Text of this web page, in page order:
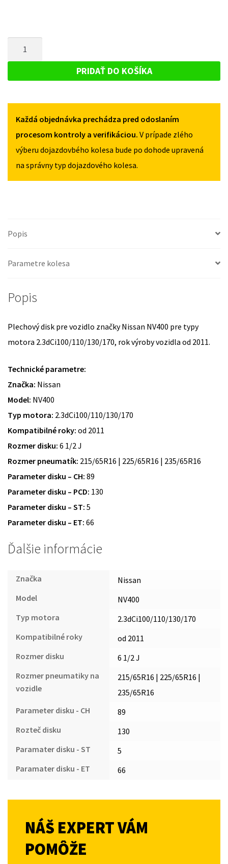
PLECHOVÝ
PRE
NV400
OD
2011
PRIDAŤ DO KOŠÍKA
Každá objednávka prechádza pred odoslaním
procesom kontroly a verifikáciou. V prípade zlého
výberu dojazdovbého kolesa bude po dohode upravená
na správny typ dojazdového kolesa.
Popis
Parametre kolesa
Popis
Plechový disk pre vozidlo značky Nissan NV400 pre typy
motora 2.3dCi100/110/130/170, rok výroby vozidla od 2011.
Technické parametre:
Značka: Nissan
Model: NV400
Typ motora: 2.3dCi100/110/130/170
Kompatibilné roky: od 2011
Rozmer disku: 6 1/2 J
Rozmer pneumatík: 215/65R16 | 225/65R16 | 235/65R16
Parameter disku – CH: 89
Parameter disku – PCD: 130
Parameter disku – ST: 5
Parameter disku – ET: 66
Ďalšie informácie
Značka
Nissan
Model
NV400
Typ motora
2.3dCi100/110/130/170
Kompatibilné roky
od 2011
Rozmer disku
6 1/2 J
Rozmer pneumatiky na
vozidle
215/65R16 | 225/65R16 |
235/65R16
Parameter disku - CH
89
Rozteč disku
130
Paramater disku - ST
5
Paramater disku - ET
66
NÁŠ EXPERT VÁM
POMÔŽE